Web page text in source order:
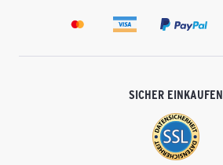
SICHER EINKAUFEN